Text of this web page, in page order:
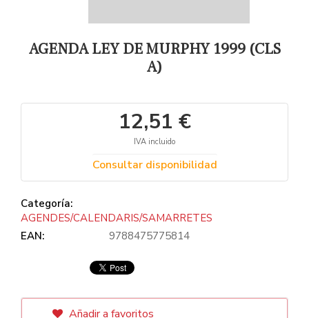
AGENDA LEY DE MURPHY 1999 (CLS
A)
12,51 €
IVA incluido
Consultar disponibilidad
Categoría:
AGENDES/CALENDARIS/SAMARRETES
EAN:
9788475775814
Añadir a favoritos